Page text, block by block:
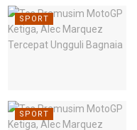
SPORT
SPORT